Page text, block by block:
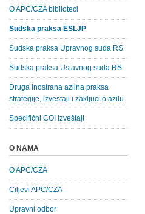
O APC/CZA biblioteci
Sudska praksa ESLJP
Sudska praksa Upravnog suda RS
Sudska praksa Ustavnog suda RS
Druga inostrana azilna praksa
strategije, izvestaji i zakljuci o azilu
Specifični COI izveštaji
O NAMA
O APC/CZA
Ciljevi APC/CZA
Upravni odbor